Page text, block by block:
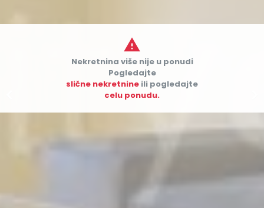

Nekretnina više nije u ponudi
Pogledajte
slične nekretnine ili pogledajte
celu ponudu.